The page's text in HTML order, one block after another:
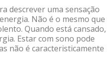
descrever uma sensação
Não é o mesmo que
Quando está cansado,
Estar com sono pode
não é caracteristicamente